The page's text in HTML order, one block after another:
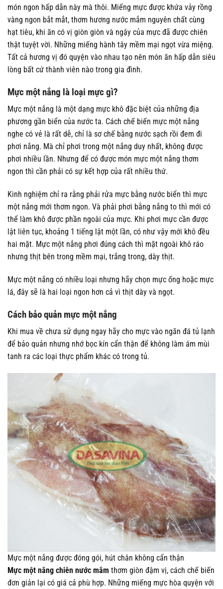
món ngon hấp dẫn này mà thôi. Miếng mực được khứa vảy rồng
vàng ngon bắt mắt, thơm hương nước mắm nguyên chất cùng
hạt tiêu, khi ăn có vị giòn giòn và ngậy của mực đã được chiên
thật tuyệt vời. Những miếng hành tây mềm mại ngọt vừa miệng.
Tất cả hương vị đó quyện vào nhau tạo nên món ăn hấp dẫn siêu
lòng bất cứ thành viên nào trong gia đình.
Mực một nắng là loại mực gì?
Mực một nắng là một dạng mực khô đặc biệt của những địa
phương gần biển của nước ta. Cách chế biến mực một nắng
nghe có vẻ là rất dễ, chỉ là sơ chế bằng nước sạch rồi đem đi
phơi nắng. Mà chỉ phơi trong một nắng duy nhất, không được
phơi nhiều lần. Nhưng để có được món mực một nắng thơm
ngon thì cần phải có sự kết hợp của rất nhiều thứ.
Kinh nghiệm chỉ ra rằng phải rửa mực bằng nước biển thì mực
một nắng mới thơm ngon. Và phải phơi bằng nắng to thì mới có
thể làm khô được phần ngoài của mực. Khi phơi mực cần được
lật liên tục, khoảng 1 tiếng lật một lần, có như vậy mới khô đều
hai mặt. Mực một nắng phơi đúng cách thì mặt ngoài khô ráo
nhưng thịt bên trong mềm mại, trắng trong, dày thịt.
Mực một nắng có nhiều loại nhưng hãy chọn mực ống hoặc mực
lá, đây sẽ là hai loại ngon hơn cả vì thịt dày và ngọt.
Cách bảo quản mực một nắng
Khi mua về chưa sử dụng ngay hãy cho mực vào ngăn đá tủ lạnh
để bảo quản nhưng nhớ bọc kín cẩn thận để không làm ám mùi
tanh ra các loại thực phẩm khác có trong tủ.
Mực một nắng được đóng gói, hút chân không cẩn thận
Mực một nắng chiên nước mắm thơm giòn đậm vị, cách chế biến
đơn giản lại có giá cả phù hợp. Những miếng mực hòa quyện với